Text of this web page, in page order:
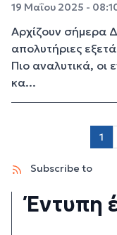
19 Μαΐου 2025 -
Αρχίζουν σήμερα
απολυτήριες
Πιο αναλυτικά, οι
κα...
1
Subscribe to
Έντυπη